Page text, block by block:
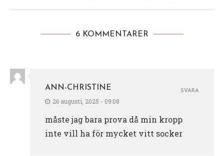
6 KOMMENTARER
ANN-CHRISTINE
26 augusti, 2025 - 09:08
måste jag bara prova då min kropp
inte vill ha för mycket vitt socker
SVARA